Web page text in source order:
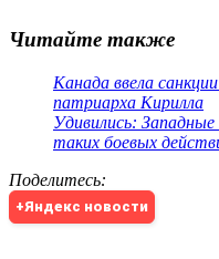
Читайте также
Канада ввела
патриарха Кирилла
Удивились: Западные
таких боевых
Поделитесь:
+Яндекс новости